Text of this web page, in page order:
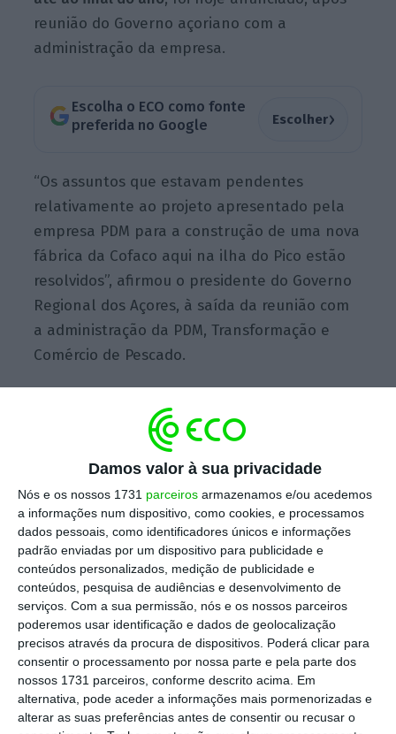
Damos valor à sua privacidade
Nós e os nossos 1731 parceiros armazenamos e/ou acedemos
a informações num dispositivo, como cookies, e processamos
dados pessoais, como identificadores únicos e informações
padrão enviadas por um dispositivo para publicidade e
conteúdos personalizados, medição de publicidade e
conteúdos, pesquisa de audiências e desenvolvimento de
serviços. Com a sua permissão, nós e os nossos parceiros
poderemos usar identificação e dados de geolocalização
precisos através da procura de dispositivos. Poderá clicar para
consentir o processamento por nossa parte e pela parte dos
nossos 1731 parceiros, conforme descrito acima. Em
alternativa, pode aceder a informações mais pormenorizadas e
alterar as suas preferências antes de consentir ou recusar o
reunião do Governo açoriano com a
administração da empresa.
Escolha o ECO como fonte
preferida no Google
Escolher›
“Os assuntos que estavam pendentes
relativamente ao projeto apresentado pela
empresa PDM para a construção de uma nova
fábrica da Cofaco aqui na ilha do Pico estão
resolvidos”, afirmou o presidente do Governo
Regional dos Açores, à saída da reunião com
a administração da PDM, Transformação e
Comércio de Pescado.
Com a aprovação da candidatura da empresa
ao programa de fundos comunitários
Mar2020, estima-se que até ao final do ano
se “possam iniciar os trabalhos de limpeza
das atuais instalações para a partir daí
avançar para a construção da nova fábrica”,
adiantou Vasco Cordeiro.
Oinvestimento de sete milhões de euros
avança agora, depois de a empresa PDM ter
concluído com sucesso a candidatura ao
financiamento comunitário, com um aumento
do capital social no valor de cerca de dois